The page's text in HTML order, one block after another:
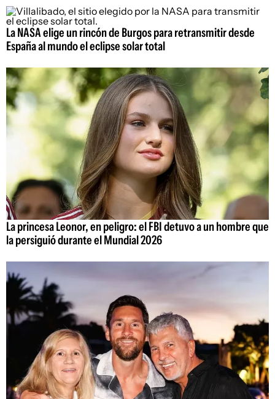
La NASA elige un rincón de Burgos para retransmitir desde
España al mundo el eclipse solar total
La princesa Leonor, en peligro: el FBI detuvo a un hombre que
la persiguió durante el Mundial 2026